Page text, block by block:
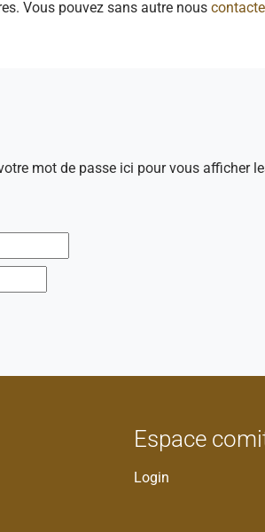
Vous pouvez sans autre nous
mot de passe ici pour vous afficher
Espace
Login